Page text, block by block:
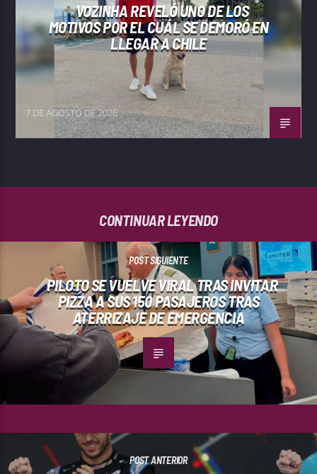
VOZINHA REVELÓ UNO DE LOS
MOTIVOS POR EL CUÁL SE DEMORÓ EN
LLEGAR A CHILE
7 DE AGOSTO DE 2026
CONTINUAR LEYENDO
POST SIGUIENTE
PILOTO SE VUELVE VIRAL TRAS INVITAR
PIZZA A SUS 150 PASAJEROS TRAS
ATERRIZAJE DE EMERGENCIA
POST ANTERIOR